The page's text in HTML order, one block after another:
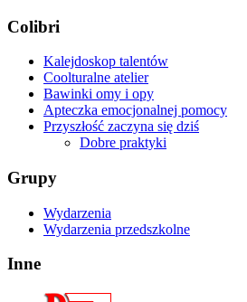
Colibri
Kalejdoskop talentów
Coolturalne atelier
Bawinki omy i opy
Apteczka emocjonalnej pomocy
Przyszłość zaczyna się dziś
Dobre praktyki
Grupy
Wydarzenia
Wydarzenia przedszkolne
Inne